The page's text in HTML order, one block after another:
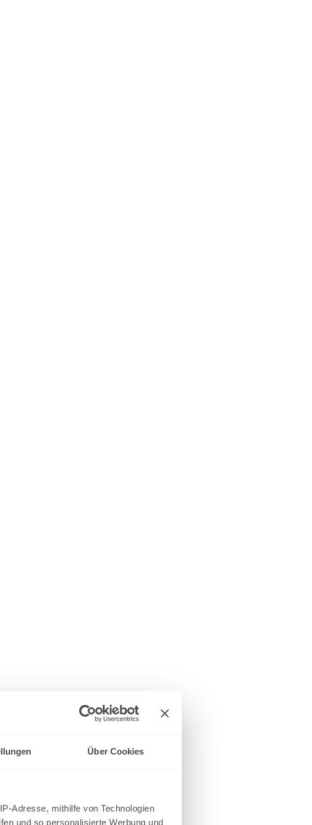
Über Cookies
Adresse, mithilfe von Technologien
und so personalisierte Werbung und